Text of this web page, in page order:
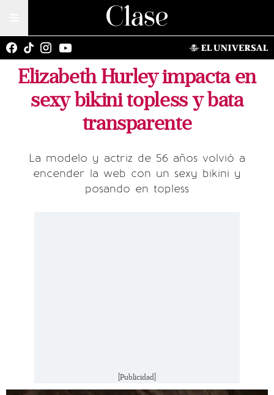
Elizabeth Hurley impacta en
sexy bikini topless y bata
transparente
La modelo y actriz de 56 años volvió a
encender la web con un sexy bikini y
posando en topless
[Publicidad]